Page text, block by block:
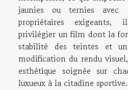
jaunies ou ternies
propriétaires
privilégier un film dont la
stabilité des teintes et
modification du rendu
esthétique soignée sur
luxueux à la citadine sportive.